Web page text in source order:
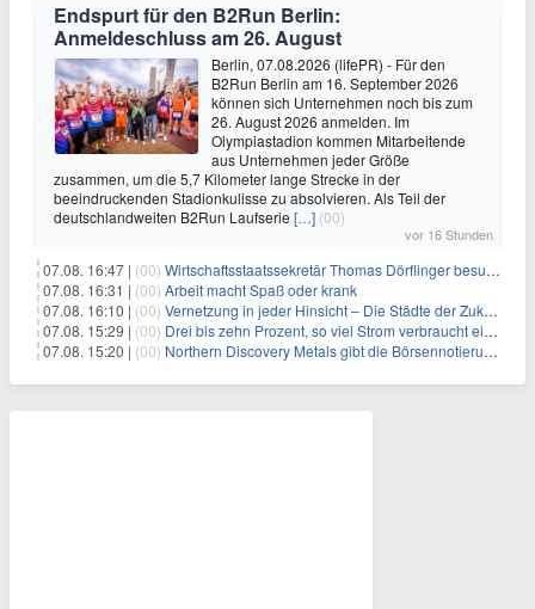
Endspurt für den B2Run Berlin:
Anmeldeschluss am 26. August
Berlin, 07.08.2026 (lifePR) - Für den
B2Run Berlin am 16. September 2026
können sich Unternehmen noch bis zum
26. August 2026 anmelden. Im
Olympiastadion kommen Mitarbeitende
aus Unternehmen jeder Größe
zusammen, um die 5,7 Kilometer lange Strecke in der
beeindruckenden Stadionkulisse zu absolvieren. Als Teil der
deutschlandweiten B2Run Laufserie […] (00)
vor 16 Stunden
07.08. 16:47 | (00) Wirtschaftsstaatssekretär Thomas Dörflinger besucht Handwerksbetrieb im Kammerbezirk Freiburg
07.08. 16:31 | (00) Arbeit macht Spaß oder krank
07.08. 16:10 | (00) Vernetzung in jeder Hinsicht – Die Städte der Zukunft sind grün-blau
07.08. 15:29 | (00) Drei bis zehn Prozent, so viel Strom verbraucht ein Aufzug im Gebäude
07.08. 15:20 | (00) Northern Discovery Metals gibt die Börsennotierung an der Frankfurter Wertpapierbörse bekannt